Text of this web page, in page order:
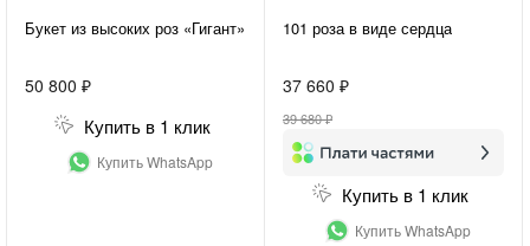
Букет из высоких роз «Гигант»
50 800 ₽
Купить в 1 клик
Купить WhatsApp
101 роза в виде сердца
37 660 ₽
39 680 ₽
Купить в 1 клик
Купить WhatsApp